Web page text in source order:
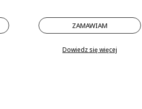
ZAMAWIAM
Dowiedz się więcej